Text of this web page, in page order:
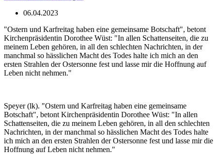
06.04.2023
"Ostern und Karfreitag haben eine gemeinsame Botschaft", betont
Kirchenpräsidentin Dorothee Wüst: "In allen Schattenseiten, die zu
meinem Leben gehören, in all den schlechten Nachrichten, in der
manchmal so hässlichen Macht des Todes halte ich mich an den
ersten Strahlen der Ostersonne fest und lasse mir die Hoffnung auf
Leben nicht nehmen."
Speyer (lk). "Ostern und Karfreitag haben eine gemeinsame
Botschaft", betont Kirchenpräsidentin Dorothee Wüst: "In allen
Schattenseiten, die zu meinem Leben gehören, in all den schlechten
Nachrichten, in der manchmal so hässlichen Macht des Todes halte
ich mich an den ersten Strahlen der Ostersonne fest und lasse mir die
Hoffnung auf Leben nicht nehmen."